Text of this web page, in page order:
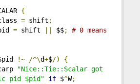
{
= shift ;
= shift $$;
# 0 means
!~ /^\d+$/)
{
"Nice::Tie::Scalar got
pid $pid"
if $^W;